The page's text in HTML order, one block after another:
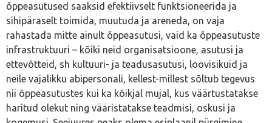
õppeasutused saaksid efektiivselt funktsioneerida ja
sihipäraselt toimida, muutuda ja areneda, on vaja
rahastada mitte ainult õppeasutusi, vaid ka õppeasutuste
infrastruktuuri – kõiki neid organisatsioone, asutusi ja
ettevõtteid, sh kultuuri- ja teadusasutusi, loovisikuid ja
neile vajalikku abipersonali, kellest-millest sõltub tegevus
nii õppeasutustes kui ka kõikjal mujal, kus väärtustatakse
haritud olekut ning vääristatakse teadmisi, oskusi ja